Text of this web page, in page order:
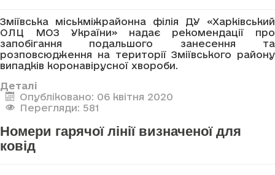
Зміївська міськміжрайонна філія ДУ «Харківський
ОЛЦ МОЗ України» надає рекомендації про
запобігання подальшого занесення та
розповсюдження на території Зміївського району
випадків коронавірусної хвороби.
Деталі
Опубліковано: 06 квітня 2020
Перегляди: 581
Номери гарячої лінії визначеної для
ковід